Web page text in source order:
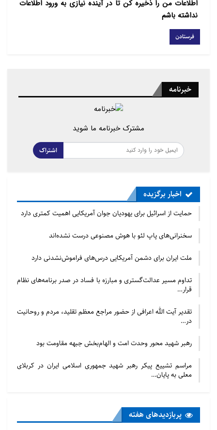
اطلاعات من را ذخیره کن تا در آینده نیازی به ورود اطلاعات
نداشته باشم
خبرنامه
مشترک خبرنامه ما شوید
اشتراک
اخبار برگزیده
حمایت از اسرائیل برای یهودیان جوان آمریکایی اهمیت کمتری دارد
سخنرانی‌های پاپ لئو با هوش مصنوعی درست نشده‌اند
ملت ایران برای دشمن آمریکایی درس‌های فراموش‌نشدنی دارد
تداوم مسیر عدالت‌گستری و مبارزه با فساد در صدر برنامه‌های نظام
قرار…
تقدیر آیت الله اعرافی از حضور مراجع معظم تقلید، مردم و روحانیت
در…
رهبر شهید محور وحدت امت و الهام‌بخش جبهه مقاومت بود
مراسم تشییع پیکر رهبر شهید جمهوری اسلامی ایران در کربلای
معلی به پایان…
پربازدید‌های هفته